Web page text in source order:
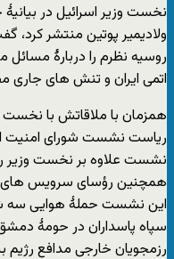
نخست وزیر اسرائیل در
ولادیمیر پوتین منتشر کرد،
روسیه نظرم را دربارۀ
اتمی ایران و تنش های جاری
همزمان با ملاقاتش با
ریاست نشست شورای امنیت
نشست علاوه بر نخست وزیر
همچنین رؤسای سرویس های
این نشست حملۀ هوایی سه